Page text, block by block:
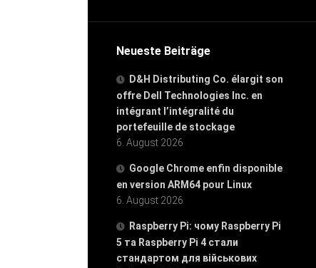
Neueste Beiträge
D&H Distributing Co. élargit son
offre Dell Technologies Inc. en
intégrant l’intégralité du
portefeuille de stockage
6. August 2026
Google Chrome enfin disponible
en version ARM64 pour Linux
6. August 2026
Raspberry Pi: чому Raspberry Pi
5 та Raspberry Pi 4 стали
стандартом для військових